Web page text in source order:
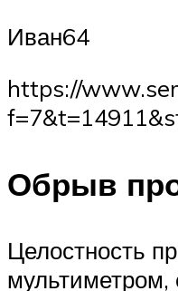
Иван64
https://
Обрыв
Целостность